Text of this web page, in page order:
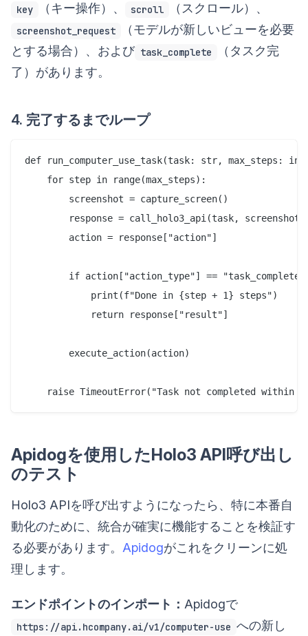
key （キー操作）、 scroll （スクロール）、
screenshot_request
（モデルが新しいビューを必要
とする場合）、および task_complete
（タスク完
了）があります。
4. 完了するまでループ
def run_computer_use_task(task: str, max_steps:
    for step in range(max_steps):
        screenshot = capture_screen()
        response = call_holo3_api(task, screenshot)
        action = response["action"]
if action["action_type"] ==
            print(f"Done in {step + 1} steps")
            return response["result"]
        execute_action(action)
Apidogを使用したHolo3 API呼び出し
のテスト
Holo3 APIを呼び出すようになったら、特に本番自
動化のために、統合が確実に機能することを検証す
る必要があります。 Apidogがこれをクリーンに処
理します。
エンドポイントのインポート： Apidogで
https://api.hcompany.ai/v1/computer-use への新し